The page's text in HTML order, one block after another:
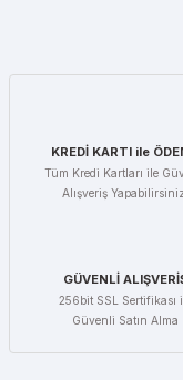
Ürün açıklamasında
Ürün bilgilerinde
KREDİ KARTI ile
Tüm Kredi Kartları ile
Alışveriş
GÜVENLİ
256bit SSL Sertifikası
Güvenli Satın Alma